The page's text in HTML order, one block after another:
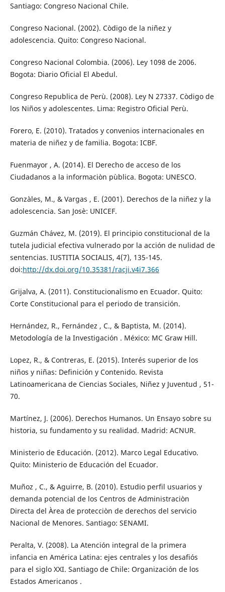
Santiago: Congreso Nacional Chile.
Congreso Nacional. (2002). Còdigo de la niñez y
adolescencia. Quito: Congreso Nacional.
Congreso Nacional Colombia. (2006). Ley 1098 de 2006.
Bogota: Diario Oficial El Abedul.
Congreso Republica de Perù. (2008). Ley N 27337. Còdigo de
los Niños y adolescentes. Lima: Registro Oficial Perù.
Forero, E. (2010). Tratados y convenios internacionales en
materia de niñez y de familia. Bogota: ICBF.
Fuenmayor , A. (2014). El Derecho de acceso de los
Ciudadanos a la informaciòn pùblica. Bogota: UNESCO.
Gonzàles, M., & Vargas , E. (2001). Derechos de la niñez y la
adolescencia. San Josè: UNICEF.
Guzmán Chávez, M. (2019). El principio constitucional de la
tutela judicial efectiva vulnerado por la acción de nulidad de
sentencias. IUSTITIA SOCIALIS, 4(7), 135-145.
doi:http://dx.doi.org/10.35381/racji.v4i7.366
Grijalva, A. (2011). Constitucionalismo en Ecuador. Quito:
Corte Constitucional para el periodo de transición.
Hernández, R., Fernández , C., & Baptista, M. (2014).
Metodología de la Investigación . México: MC Graw Hill.
Lopez, R., & Contreras, E. (2015). Interés superior de los
niños y niñas: Definición y Contenido. Revista
Latinoamericana de Ciencias Sociales, Niñez y Juventud , 51-
70.
Martínez, J. (2006). Derechos Humanos. Un Ensayo sobre su
historia, su fundamento y su realidad. Madrid: ACNUR.
Ministerio de Educación. (2012). Marco Legal Educativo.
Quito: Ministerio de Educación del Ecuador.
Muñoz , C., & Aguirre, B. (2010). Estudio perfil usuarios y
demanda potencial de los Centros de Administraciòn
Directa del Àrea de protecciòn de derechos del servicio
Nacional de Menores. Santiago: SENAMI.
Peralta, V. (2008). La Atención integral de la primera
infancia en América Latina: ejes centrales y los desafiós
para el siglo XXI. Santiago de Chile: Organización de los
Estados Americanos .